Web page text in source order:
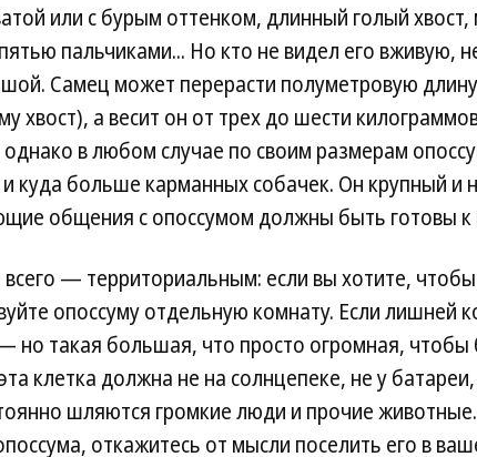
или с бурым оттенком, длинный голый
пальчиками... Но кто не видел его вживую,
Самец может перерасти полуметровую
хвост), а весит он от трех до шести
в любом случае по своим размерам
куда больше карманных собачек. Он крупный и
общения с опоссумом должны быть готовы
— территориальным: если вы хотите,
опоссуму отдельную комнату. Если лишней
но такая большая, что просто огромная, чтобы
клетка должна не на солнцепеке, не у
шляются громкие люди и прочие
откажитесь от мысли поселить его в